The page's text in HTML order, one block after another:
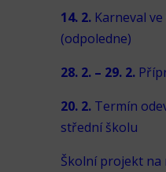
14. 2. Karneval
(odpoledne)
28. 2. – 29. 2.
20. 2. Termín
střední školu
Školní projekt na